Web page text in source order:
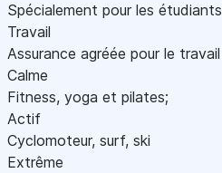
Spécialement pour les étudiants
Travail
Assurance agréée pour le travail
Calme
Fitness, yoga et pilates;
Actif
Cyclomoteur, surf, ski
Extrême